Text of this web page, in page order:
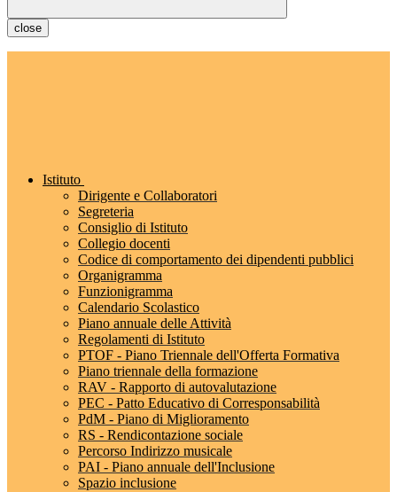
close
Istituto
Dirigente e Collaboratori
Segreteria
Consiglio di Istituto
Collegio docenti
Codice di comportamento dei dipendenti pubblici
Organigramma
Funzionigramma
Calendario Scolastico
Piano annuale delle Attività
Regolamenti di Istituto
PTOF - Piano Triennale dell'Offerta Formativa
Piano triennale della formazione
RAV - Rapporto di autovalutazione
PEC - Patto Educativo di Corresponsabilità
PdM - Piano di Miglioramento
RS - Rendicontazione sociale
Percorso Indirizzo musicale
PAI - Piano annuale dell'Inclusione
Spazio inclusione